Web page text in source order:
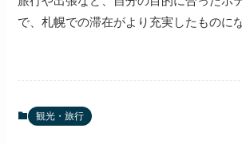
で、札幌での滞在がより充実したものに
観光・旅行